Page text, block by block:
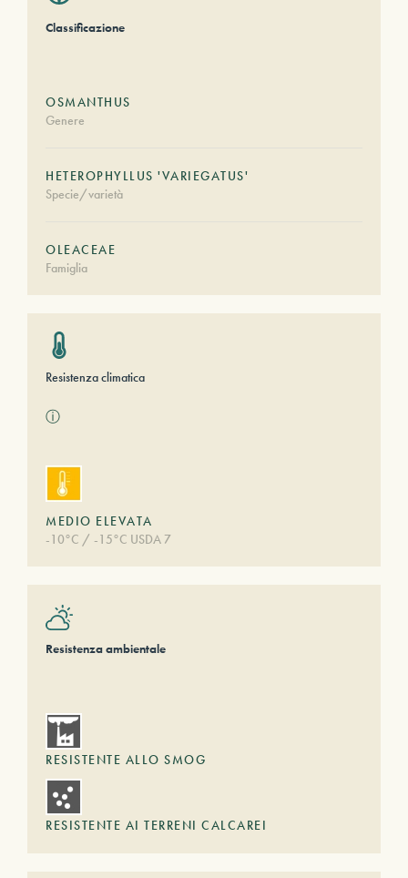
Classificazione
OSMANTHUS
Genere
HETEROPHYLLUS 'VARIEGATUS'
Specie/varietà
OLEACEAE
Famiglia
Resistenza climatica
ⓘ
MEDIO ELEVATA
-10°C / -15°C USDA 7
Resistenza ambientale
RESISTENTE ALLO SMOG
RESISTENTE AI TERRENI CALCAREI